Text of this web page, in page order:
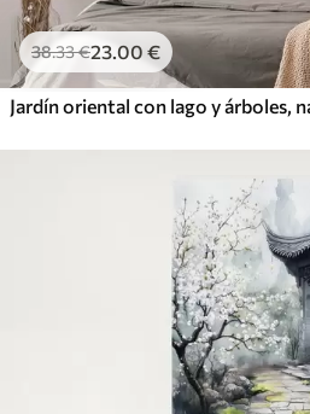
38.33€23.00 €